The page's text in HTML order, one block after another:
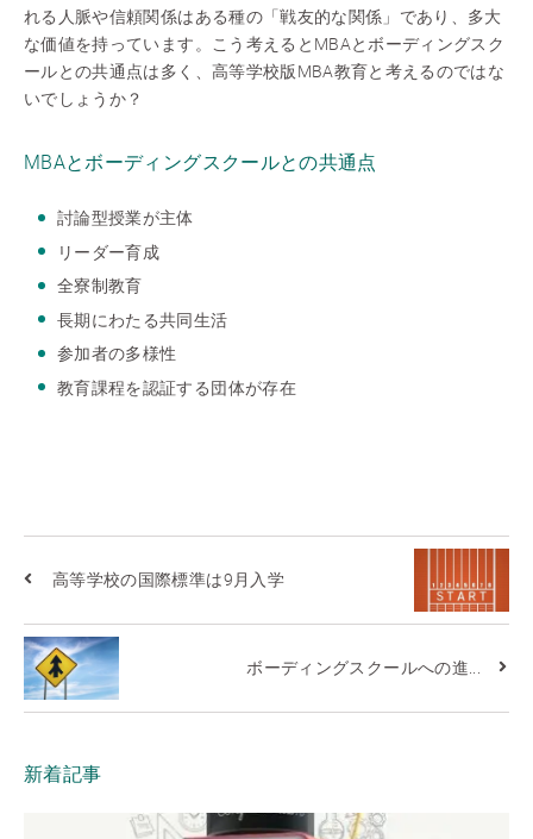
れる人脈や信頼関係はある種の「戦友的な関係」であり、多大
な価値を持っています。こう考えるとMBAとボーディングスク
ールとの共通点は多く、高等学校版MBA教育と考えるのではな
いでしょうか？
MBAとボーディングスクールとの共通点
討論型授業が主体
リーダー育成
全寮制教育
長期にわたる共同生活
参加者の多様性
教育課程を認証する団体が存在
高等学校の国際標準は9月入学
ボーディングスクールへの進...
新着記事